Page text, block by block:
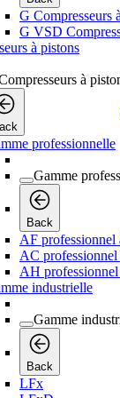
G Compresseurs
G VSD
à pistons
à
professionnelle
Gamme
Back
AF professionnel
AC
AH professionnel
industrielle
Gamme
Back
LFx